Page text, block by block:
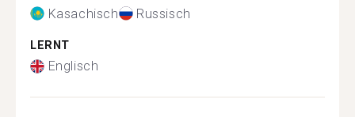
Kasachisch Russisch
LERNT
Englisch